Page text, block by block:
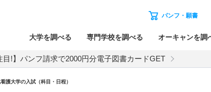
パンフ・願書
大学を調べる 専門学校を調べる オーキャンを調
目!】パンフ請求で2000円分電子図書カードGET
護大学の入試（科目・日程）